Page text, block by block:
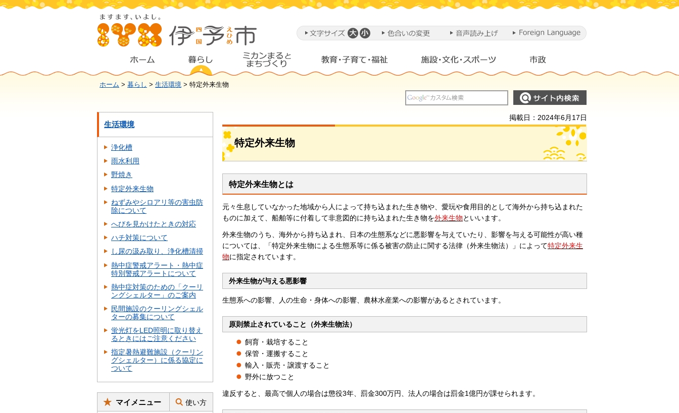
ホーム > 暮らし > 生活環境 > 特定外来生物
生活環境
浄化槽
雨水利用
野焼き
特定外来生物
ねずみやシロアリ等の害虫防
除について
へびを見かけたときの対応
ハチ対策について
し尿の汲み取り、浄化槽清掃
熱中症警戒アラート・熱中症
特別警戒アラートについて
熱中症対策のための「クーリ
ングシェルター」のご案内
民間施設のクーリングシェル
ターの募集について
蛍光灯をLED照明に取り替え
るときにはご注意ください
指定暑熱避難施設（クーリン
グシェルター）に係る協定に
ついて
マイメニュー 使い方
掲載日：2024年6月17日
特定外来生物
特定外来生物とは
元々生息していなかった地域から人によって持ち込まれた生き物や、愛玩や食用目的として海外から持ち込まれた
ものに加えて、船舶等に付着して非意図的に持ち込まれた生き物を外来生物といいます。
外来生物のうち、海外から持ち込まれ、日本の生態系などに悪影響を与えていたり、影響を与える可能性が高い種
については、「特定外来生物による生態系等に係る被害の防止に関する法律（外来生物法）」によって特定外来生
物に指定されています。
外来生物が与える悪影響
生態系への影響、人の生命・身体への影響、農林水産業への影響があるとされています。
原則禁止されていること（外来生物法）
飼育・栽培すること
保管・運搬すること
輸入・販売・譲渡すること
野外に放つこと
違反すると、最高で個人の場合は懲役3年、罰金300万円、法人の場合は罰金1億円が課せられます。